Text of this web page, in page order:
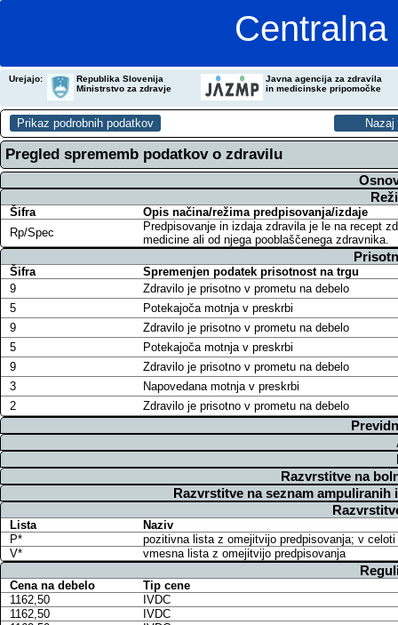
Urejajo:
Republika Slovenija
Ministrstvo za zdravje
Javna agencija za zdravila
in medicinske pripomočke
Pregled sprememb podatkov o zdravilu
Šifra
Opis načina/režima predpisovanja/izdaje
Rp/Spec
Predpisovanje in izdaja zdravila je le na recept
medicine ali od njega pooblaščenega zdravnika.
Šifra
Spremenjen podatek prisotnost na trgu
9
Zdravilo je prisotno v prometu na debelo
5
Potekajoča motnja v preskrbi
9
Zdravilo je prisotno v prometu na debelo
5
Potekajoča motnja v preskrbi
9
Zdravilo je prisotno v prometu na debelo
3
Napovedana motnja v preskrbi
2
Zdravilo je prisotno v prometu na debelo
Razvrstitve na
Razvrstitve na seznam
Lista
Naziv
P*
pozitivna lista z omejitvijo predpisovanja; v
V*
vmesna lista z omejitvijo predpisovanja
Cena na debelo
Tip cene
1162,50
IVDC
1162,50
IVDC